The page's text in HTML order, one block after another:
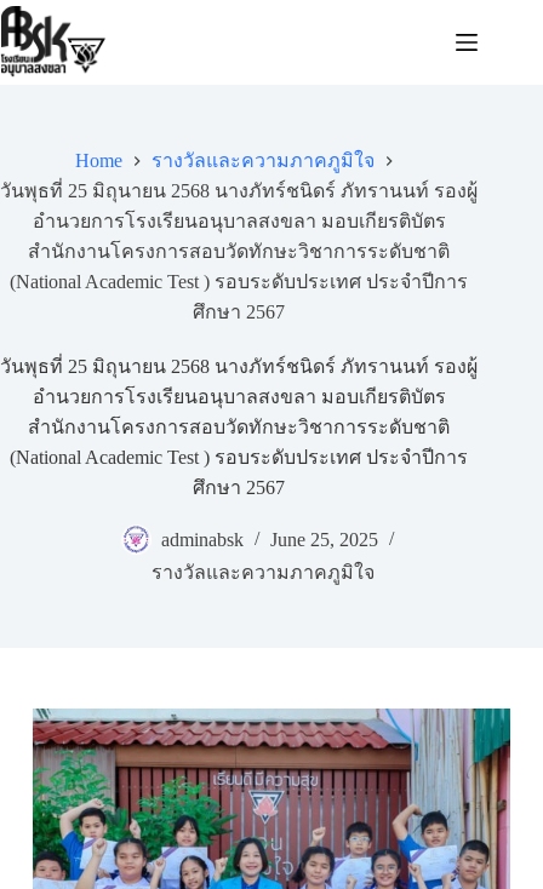
Home
รางวัลและความภาคภูมิใจ
วันพุธที่ 25 มิถุนายน 2568 นางภัทร์ชนิดร์ ภัทรานนท์ รองผู้
อำนวยการโรงเรียนอนุบาลสงขลา มอบเกียรติบัตร
สำนักงานโครงการสอบวัดทักษะวิชาการระดับชาติ
(National Academic Test ) รอบระดับประเทศ ประจำปีการ
ศึกษา 2567
วันพุธที่ 25 มิถุนายน 2568 นางภัทร์ชนิดร์ ภัทรานนท์ รองผู้
อำนวยการโรงเรียนอนุบาลสงขลา มอบเกียรติบัตร
สำนักงานโครงการสอบวัดทักษะวิชาการระดับชาติ
(National Academic Test ) รอบระดับประเทศ ประจำปีการ
ศึกษา 2567
adminabsk
June 25, 2025
รางวัลและความภาคภูมิใจ